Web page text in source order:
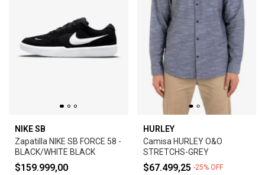
NIKE SB
Zapatilla NIKE SB FORCE 58 -
BLACK/WHITE BLACK
$159.999,00
HURLEY
Camisa HURLEY O&O
STRETCHS-GREY
$67.499,25 -25% OFF